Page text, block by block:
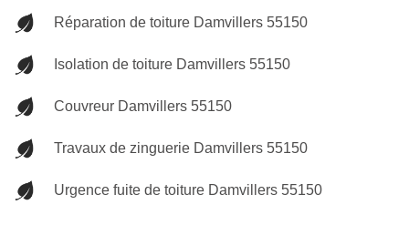
Réparation de toiture Damvillers 55150
Isolation de toiture Damvillers 55150
Couvreur Damvillers 55150
Travaux de zinguerie Damvillers 55150
Urgence fuite de toiture Damvillers 55150